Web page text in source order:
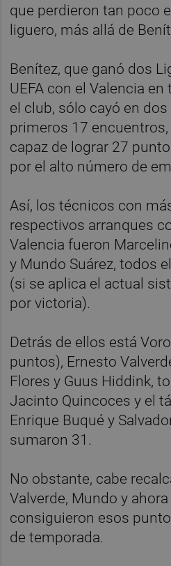
que perdieron tan poco
liguero, más allá de
Benítez, que ganó dos
UEFA con el Valencia
el club, sólo cayó en
primeros 17
capaz de lograr 27
por el alto número de
Así, los técnicos con
respectivos arranques
Valencia fueron
y Mundo Suárez, todos
(si se aplica el actual
por victoria).
Detrás de ellos está
puntos), Ernesto
Flores y Guus Hiddink,
Jacinto Quincoces y el
Enrique Buqué y
sumaron 31.
No obstante, cabe
Valverde, Mundo y
consiguieron esos
de temporada.